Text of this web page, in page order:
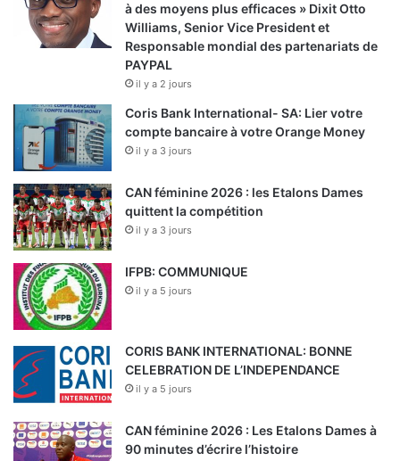
à des moyens plus efficaces » Dixit Otto
Williams, Senior Vice President et
Responsable mondial des partenariats de
PAYPAL
il y a 2 jours
Coris Bank International- SA: Lier votre
compte bancaire à votre Orange Money
il y a 3 jours
CAN féminine 2026 : les Etalons Dames
quittent la compétition
il y a 3 jours
IFPB: COMMUNIQUE
il y a 5 jours
CORIS BANK INTERNATIONAL: BONNE
CELEBRATION DE L’INDEPENDANCE
il y a 5 jours
CAN féminine 2026 : Les Etalons Dames à
90 minutes d’écrire l’histoire